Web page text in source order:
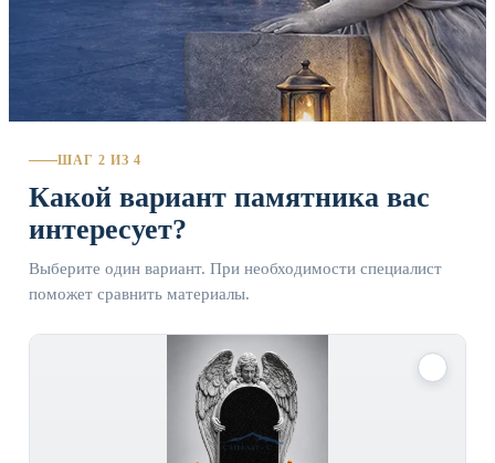
ШАГ 2 ИЗ 4
Какой вариант памятника вас
интересует?
Выберите один вариант. При необходимости специалист
поможет сравнить материалы.